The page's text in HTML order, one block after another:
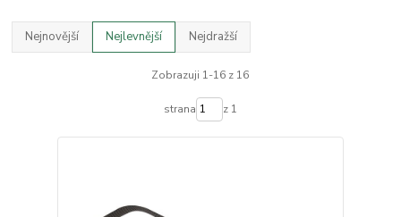
Nejnovější Nejlevnější Nejdražší
Zobrazuji 1-16 z 16
strana z 1